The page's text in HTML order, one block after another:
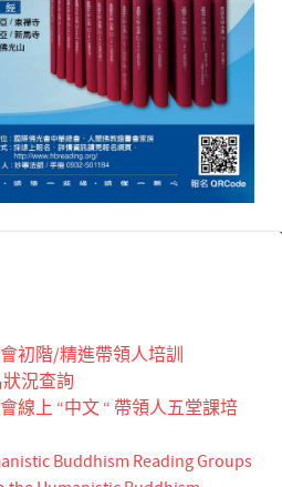
初階/精進帶領人培訓
況查詢
線上 “中文 “ 帶領人五堂課培
Buddhism Reading Groups